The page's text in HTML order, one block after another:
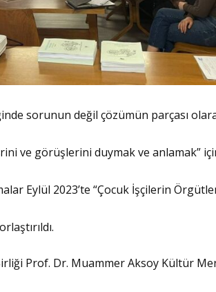
sorunun değil çözümün parçası
ve görüşlerini duymak ve anlamak”
Eylül 2023’te “Çocuk İşçilerin
Prof. Dr. Muammer Aksoy Kültür